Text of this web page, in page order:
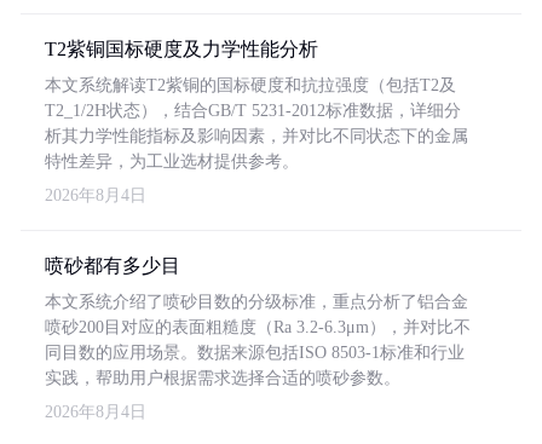
T2紫铜国标硬度及力学性能分析
本文系统解读T2紫铜的国标硬度和抗拉强度（包括T2及
T2_1/2H状态），结合GB/T 5231-2012标准数据，详细分
析其力学性能指标及影响因素，并对比不同状态下的金属
特性差异，为工业选材提供参考。
2026年8月4日
喷砂都有多少目
本文系统介绍了喷砂目数的分级标准，重点分析了铝合金
喷砂200目对应的表面粗糙度（Ra 3.2-6.3μm），并对比不
同目数的应用场景。数据来源包括ISO 8503-1标准和行业
实践，帮助用户根据需求选择合适的喷砂参数。
2026年8月4日